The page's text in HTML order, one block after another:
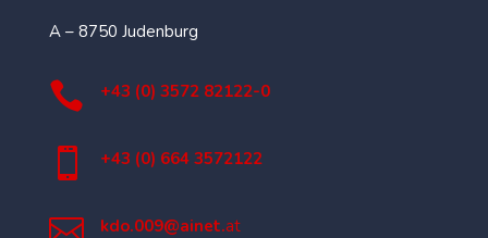
A – 8750 Judenburg
 +43 (0) 3572 82122-0
 +43 (0) 664 3572122
 kdo.009@ainet.at